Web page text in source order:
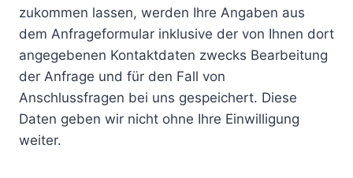
zukommen lassen, werden Ihre Angaben aus
dem Anfrageformular inklusive der von Ihnen dort
angegebenen Kontaktdaten zwecks Bearbeitung
der Anfrage und für den Fall von
Anschlussfragen bei uns gespeichert. Diese
Daten geben wir nicht ohne Ihre Einwilligung
weiter.